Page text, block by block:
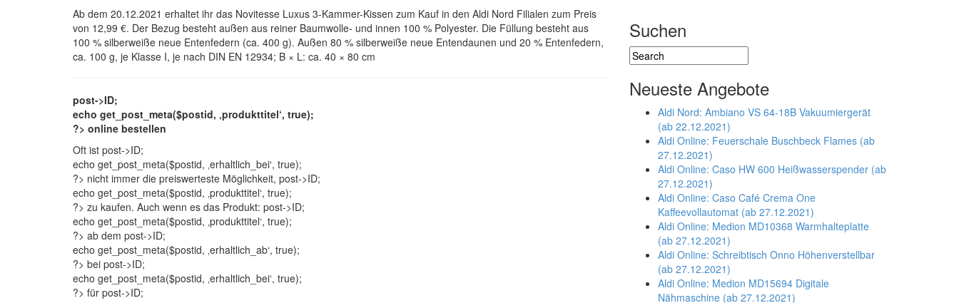
Ab dem 20.12.2021 erhaltet ihr das Novitesse Luxus 3-Kammer-Kissen zum Kauf in den Aldi Nord Filialen zum Preis
von 12,99 €. Der Bezug besteht außen aus reiner Baumwolle- und innen 100 % Polyester. Die Füllung besteht aus
100 % silberweiße neue Entenfedern (ca. 400 g). Außen 80 % silberweiße neue Entendaunen und 20 % Entenfedern,
ca. 100 g, je Klasse I, je nach DIN EN 12934; B × L: ca. 40 × 80 cm
post->ID;
echo get_post_meta($postid, ‚produkttitel‘, true);
?> online bestellen
Oft ist post->ID;
echo get_post_meta($postid, ‚erhaltlich_bei‘, true);
?> nicht immer die preiswerteste Möglichkeit, post->ID;
echo get_post_meta($postid, ‚produkttitel‘, true);
?> zu kaufen. Auch wenn es das Produkt: post->ID;
echo get_post_meta($postid, ‚produkttitel‘, true);
?> ab dem post->ID;
echo get_post_meta($postid, ‚erhaltlich_ab‘, true);
?> bei post->ID;
echo get_post_meta($postid, ‚erhaltlich_bei‘, true);
?> für post->ID;
Suchen
Neueste Angebote
Aldi Nord: Ambiano VS 64-18B Vakuumiergerät
(ab 22.12.2021)
Aldi Online: Feuerschale Buschbeck Flames (ab
27.12.2021)
Aldi Online: Caso HW 600 Heißwasserspender (ab
27.12.2021)
Aldi Online: Caso Café Crema One
Kaffeevollautomat (ab 27.12.2021)
Aldi Online: Medion MD10368 Warmhalteplatte
(ab 27.12.2021)
Aldi Online: Schreibtisch Onno Höhenverstellbar
(ab 27.12.2021)
Aldi Online: Medion MD15694 Digitale
Nähmaschine (ab 27.12.2021)